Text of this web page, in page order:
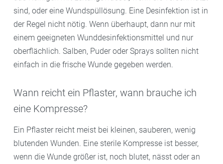
sind, oder eine Wundspüllösung. Eine Desinfektion ist in
der Regel nicht nötig. Wenn überhaupt, dann nur mit
einem geeigneten Wunddesinfektionsmittel und nur
oberflächlich. Salben, Puder oder Sprays sollten nicht
einfach in die frische Wunde gegeben werden.
Wann reicht ein Pflaster, wann brauche ich
eine Kompresse?
Ein Pflaster reicht meist bei kleinen, sauberen, wenig
blutenden Wunden. Eine sterile Kompresse ist besser,
wenn die Wunde größer ist, noch blutet, nässt oder an